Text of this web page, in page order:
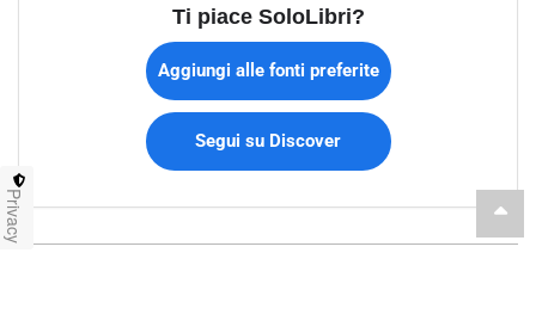
Ti piace SoloLibri?
Aggiungi alle fonti preferite
Segui su Discover
Privacy